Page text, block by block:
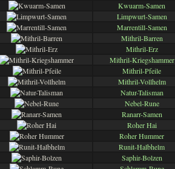
Kwuarm-Samen
Limpwurt-Samen
Marrentill-Samen
Mithril-Barren
Mithril-Erz
Mithril-Kriegshammer
Mithril-Pfeile
Mithril-Vollhelm
Natur-Talisman
Nebel-Rune
Ranarr-Samen
Roher Hai
Roher Hummer
Runit-Halbhelm
Saphir-Bolzen